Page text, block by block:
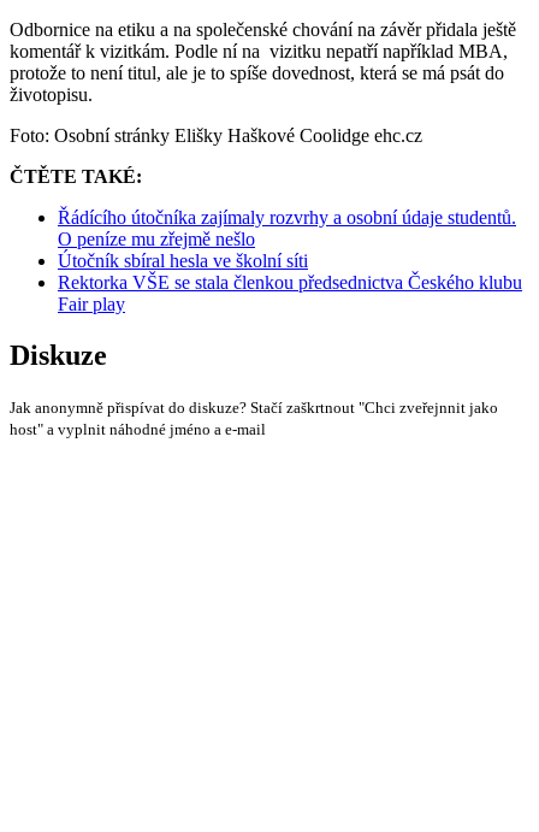
Odbornice na etiku a na společenské chování na závěr přidala ještě
komentář k vizitkám. Podle ní na vizitku nepatří například MBA,
protože to není titul, ale je to spíše dovednost, která se má psát do
životopisu.
Foto: Osobní stránky Elišky Haškové Coolidge ehc.cz
ČTĚTE TAKÉ:
Řádícího útočníka zajímaly rozvrhy a osobní údaje studentů.
O peníze mu zřejmě nešlo
Útočník sbíral hesla ve školní síti
Rektorka VŠE se stala členkou předsednictva Českého klubu
Fair play
Diskuze
Jak anonymně přispívat do diskuze? Stačí zaškrtnout "Chci zveřejnnit jako
host" a vyplnit náhodné jméno a e-mail